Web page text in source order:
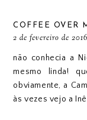
COFFEE OVER
2 de fevereiro de
não conhecia a
mesmo linda!
obviamente, a
às vezes vejo a